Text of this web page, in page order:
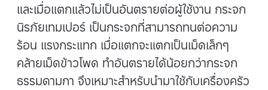
และเมื่อแตกแล้วไม่เป็นอันตรายต่อผู้ใช้งาน กระจก
นิรภัยเทมเปอร์ เป็นกระจกที่สามารถทนต่อความ
ร้อน แรงกระแทก เมื่อแตกจะแตกเป็นเม็ดเล็กๆ
คล้ายเม็ดข้าวโพด ทำอันตรายได้น้อยกว่ากระจก
ธรรมดามกา จึงเหมาะสำหรับนำมาใช้กับเครื่องครัว